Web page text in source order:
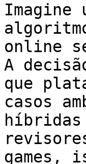
Imagine
online
A
que
casos
games,